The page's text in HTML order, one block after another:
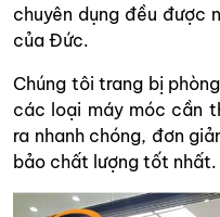
chuyên dụng đều được
của Đức.
Chúng tôi trang bị
các loại máy móc cần
ra nhanh chóng, đơn
bảo chất lượng tốt nhất.